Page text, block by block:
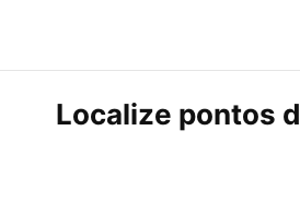
Localize pontos